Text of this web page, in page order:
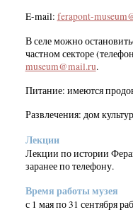
E-mail: ferapont-
В селе можно
частном секторе
museum@mail.ru.
Питание: имеются
Развлечения: дом
Лекции
Лекции по истории
заранее по телефону.
Время работы музея
с 1 мая по 31 сентября